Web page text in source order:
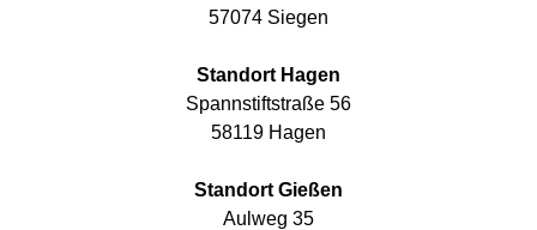
57074 Siegen
Standort Hagen
Spannstiftstraße 56
58119 Hagen
Standort Gießen
Aulweg 35